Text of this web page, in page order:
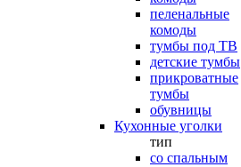
пеленальные
комоды
тумбы под ТВ
детские тумбы
прикроватные
тумбы
обувницы
Кухонные уголки
тип
со спальным